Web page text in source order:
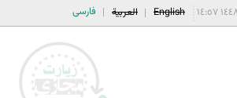
فارسی العربية English